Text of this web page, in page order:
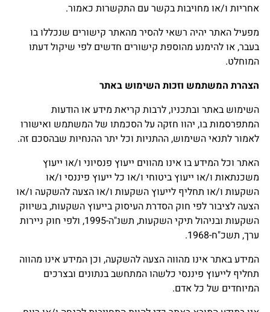
אחריות ו/או מחויבות בקשר עם התקשרות כאמור.
מפעיל האתר יהיה רשאי להסיר מהאתר קישורים שנכללו בו
בעבר, או להימנע מהוספת קישורים חדשים לפי שיקול דעתו
המוחלט.
הצהרת המשתמש וזכות השימוש באתר
השימוש באתר ובתכניו, לרבות קריאת מידע או הודעות
המתפרסמות בו, יהוו חזקה על הסכמתו של המשתמש ואישורו
לאמור לתנאי השימוש, ההתניות וכל יתר ההנחיות שבהסכם זה.
האתר וכל המידע בו אינו מהווים ייעוץ פנסיוני ו/או ייעוץ
משכנתאות ו/או ייעוץ ביטוחי ו/או כל ייעוץ פיננסי ו/או
השקעות ו/או תחליף לייעוץ השקעות ו/או הצעה להשקעה ו/או
הצעה לציבור לפי חוק הסדרת העיסוק בייעוץ השקעות, בשיווק
השקעות ובניהול תיקי השקעות, תשנ"ה-1995, ולפי חוק ניירות
ערך, תשכ"ח-1968.
המידע באתר אינו מהווה הצעה להשקעה, וכן המידע אינו מהווה
תחליף לייעוץ פיננסי כלשהו המתחשב בנתונים ובצרכים
המיוחדים של כל אדם.